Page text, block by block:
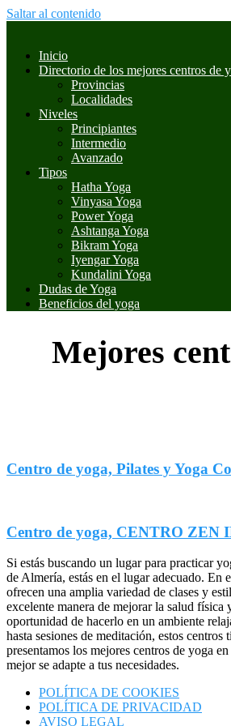
Saltar al contenido
Inicio
Directorio de los mejores centros de
Provincias
Localidades
Niveles
Principiantes
Intermedio
Avanzado
Tipos
Hatha Yoga
Vinyasa Yoga
Power Yoga
Ashtanga Yoga
Bikram Yoga
Iyengar Yoga
Kundalini Yoga
Dudas de Yoga
Beneficios del yoga
Mejores
Centro de yoga, Pilates y Yoga
Centro de yoga, CENTRO ZEN
Si estás buscando un lugar para practicar
de Almería, estás en el lugar adecuado. En
ofrecen una amplia variedad de clases y
excelente manera de mejorar la salud
oportunidad de hacerlo en un ambiente
hasta sesiones de meditación, estos
presentamos los mejores centros de yoga
mejor se adapte a tus necesidades.
POLÍTICA DE COOKIES
POLÍTICA DE PRIVACIDAD
AVISO LEGAL